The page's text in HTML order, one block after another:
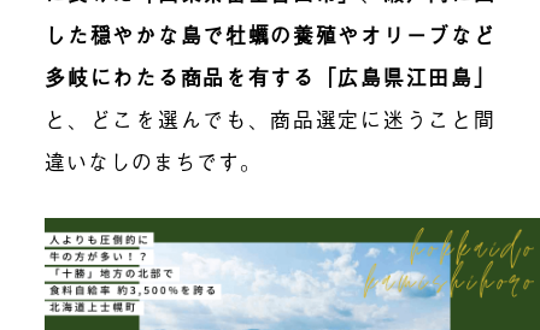
した穏やかな島で牡蠣の養殖やオリーブなど
多岐にわたる商品を有する「広島県江田島」
と、どこを選んでも、商品選定に迷うこと間
違いなしのまちです。